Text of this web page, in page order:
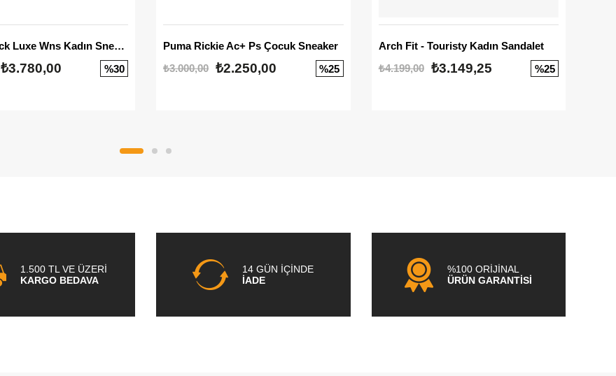
Mayze Stack Luxe Wns Kadın Sneaker
₺3.780,00 %30
Puma Rickie Ac+ Ps Çocuk Sneaker
₺3.000,00 ₺2.250,00 %25
Arch Fit - Touristy Kadın Sandalet
₺4.199,00
₺3.149,25 %25
1.500 TL VE ÜZERİ
KARGO BEDAVA
14 GÜN İÇİNDE
İADE
%100 ORİJİNAL
ÜRÜN GARANTİSİ